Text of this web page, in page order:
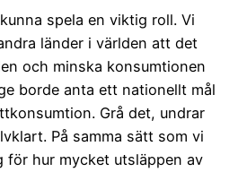
spela en viktig roll. Vi
länder i världen att det
och minska konsumtionen
borde anta ett nationellt mål
Grå det, undrar
På samma sätt som vi
för hur mycket utsläppen av